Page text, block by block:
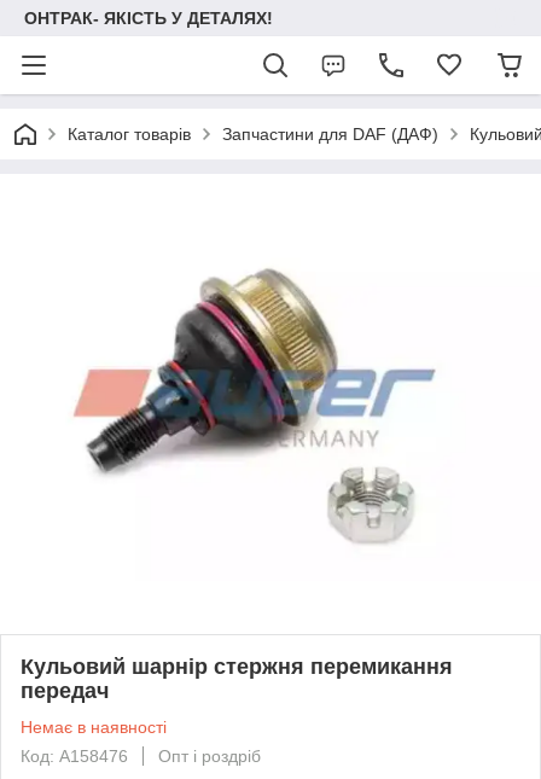
ОНТРАК- ЯКІСТЬ У ДЕТАЛЯХ!
Каталог товарів Запчастини для DAF (ДАФ)
Кульовий шарнір стержня перемикання
передач
Немає в наявності
Код: A158476
Опт і роздріб